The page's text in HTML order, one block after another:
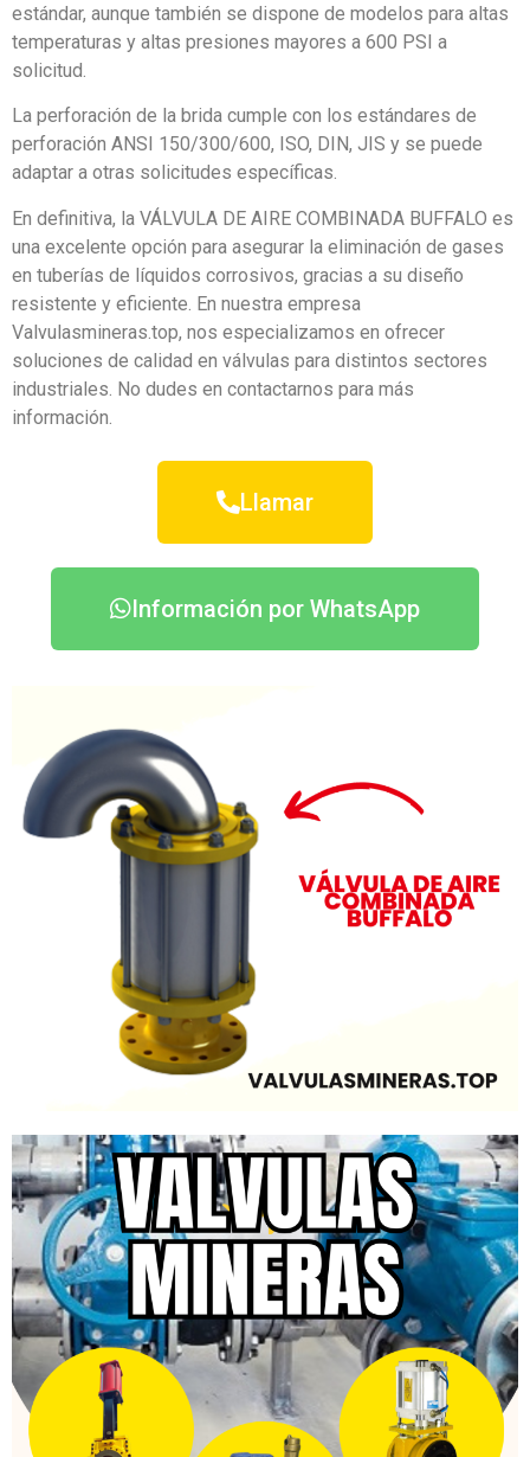
estándar, aunque también se dispone de modelos para altas
temperaturas y altas presiones mayores a 600 PSI a
solicitud.
La perforación de la brida cumple con los estándares de
perforación ANSI 150/300/600, ISO, DIN, JIS y se puede
adaptar a otras solicitudes específicas.
En definitiva, la VÁLVULA DE AIRE COMBINADA BUFFALO es
una excelente opción para asegurar la eliminación de gases
en tuberías de líquidos corrosivos, gracias a su diseño
resistente y eficiente. En nuestra empresa
Valvulasmineras.top, nos especializamos en ofrecer
soluciones de calidad en válvulas para distintos sectores
industriales. No dudes en contactarnos para más
información.
Llamar
Información por WhatsApp